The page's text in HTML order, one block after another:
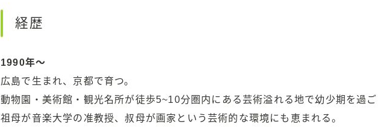
経歴
1990年〜
広島で生まれ、京都で育つ。
動物園・美術館・観光名所が徒歩5~10分圏内にある芸術溢れる地で幼少期を過ご
祖母が音楽大学の准教授、叔母が画家という芸術的な環境にも恵まれる。